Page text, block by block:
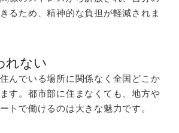
るため、精神的な負担が軽減されま
れない
んでいる場所に関係なく全国どこか
す。都市部に住まなくても、地方や
トで働けるのは大きな魅力です。